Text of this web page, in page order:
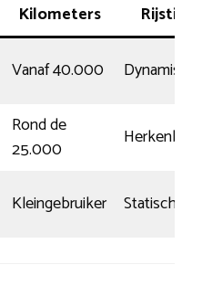
Kilometers Rijstijl
Vanaf 40.000
Dynamisch
Rond de
25.000
Herkenbaar
Kleingebruiker Statisch